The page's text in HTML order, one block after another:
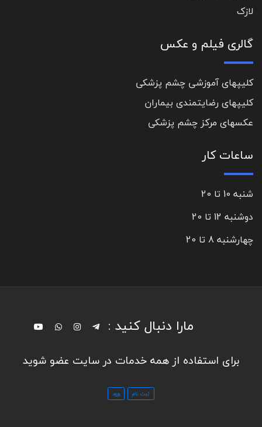
لازک
گالری فیلم و عکس
کلیپهای آموزشی چشم پزشکی
کلیپهای رضایتمندی بیماران
عکسهای مرکز چشم پزشکی
ساعات کار
شنبه 10 تا 20
دوشنبه 12 تا 20
چهارشنبه 8 تا 20
مارا دنبال کنید :
برای استفاده از همه خدمات در سایت عضو شوید